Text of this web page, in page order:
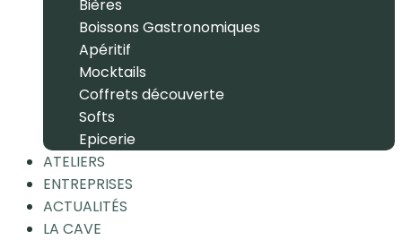
Bières
Boissons Gastronomiques
Apéritif
Mocktails
Coffrets découverte
Softs
Epicerie
ATELIERS
ENTREPRISES
ACTUALITÉS
LA CAVE